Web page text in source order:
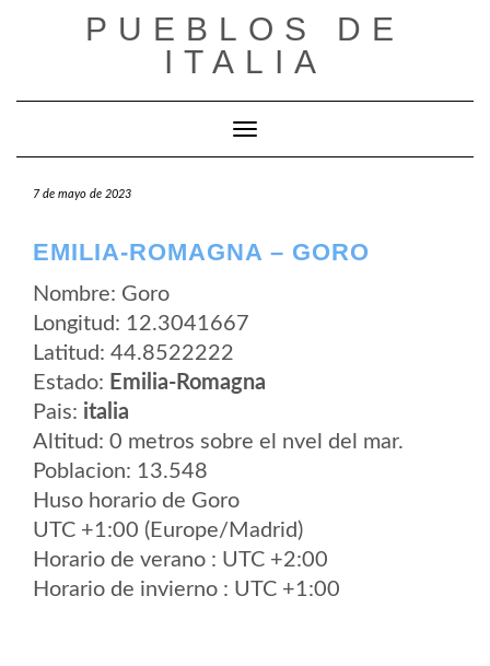
PUEBLOS DE
ITALIA
Cambiar modo de navegación
7 de mayo de 2023
EMILIA-ROMAGNA – GORO
Nombre: Goro
Longitud: 12.3041667
Latitud: 44.8522222
Estado: Emilia-Romagna
Pais: italia
Altitud: 0 metros sobre el nvel del mar.
Poblacion: 13.548
Huso horario de Goro
UTC +1:00 (Europe/Madrid)
Horario de verano : UTC +2:00
Horario de invierno : UTC +1:00